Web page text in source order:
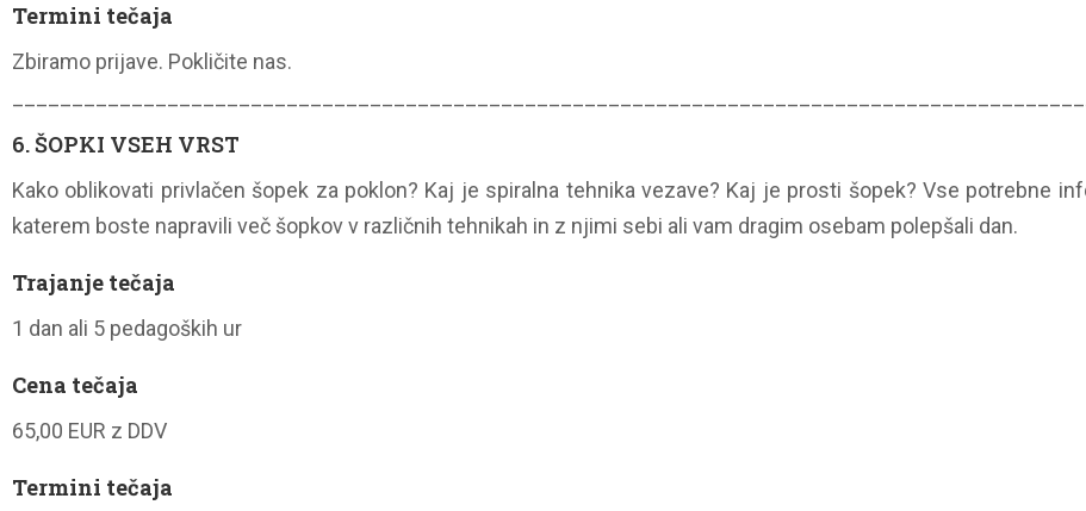
Termini tečaja
Zbiramo prijave. Pokličite nas.
6. ŠOPKI VSEH VRST
Kako oblikovati privlačen šopek za poklon? Kaj je spiralna tehnika vezave? Kaj je prosti šopek? Vse potrebne
katerem boste napravili več šopkov v različnih tehnikah in z njimi sebi ali vam dragim osebam polepšali dan.
Trajanje tečaja
1 dan ali 5 pedagoških ur
Cena tečaja
65,00 EUR z DDV
Termini tečaja